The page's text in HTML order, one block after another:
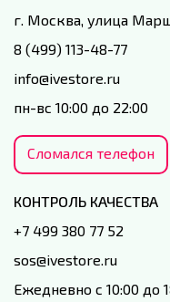
г. Москва, улица
8 (499) 113-48-77
info@ivestore.ru
пн-вс 10:00 до 22:00
Сломался телефон
КОНТРОЛЬ КАЧЕСТВА
+7 499 380 77 52
sos@ivestore.ru
Ежедневно с 10:00 до